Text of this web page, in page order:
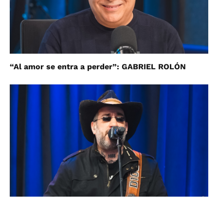
“Al amor se entra a perder”: GABRIEL ROLÓN